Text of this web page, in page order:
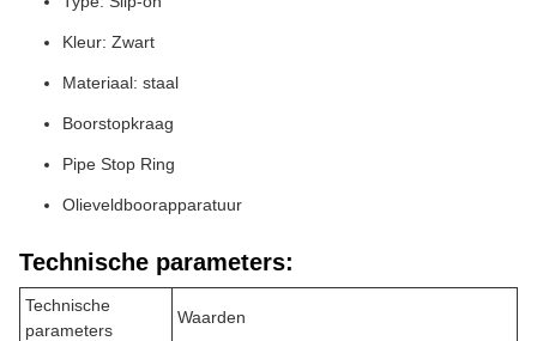
Kleur: Zwart
Materiaal: staal
Boorstopkraag
Pipe Stop Ring
Olieveldboorapparatuur
Technische parameters:
Technische
parameters
Waarden